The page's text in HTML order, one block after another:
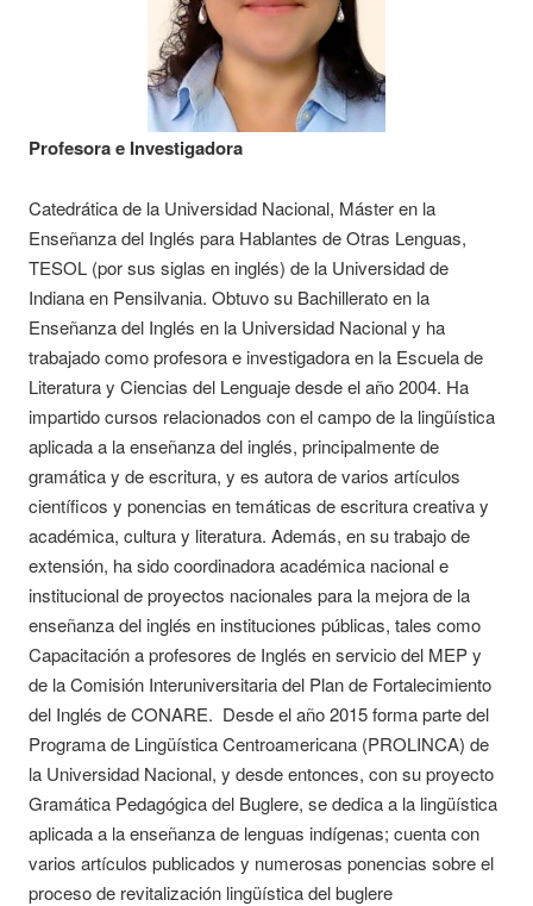
Profesora e Investigadora
Catedrática de la Universidad Nacional, Máster en la
Enseñanza del Inglés para Hablantes de Otras Lenguas,
TESOL (por sus siglas en inglés) de la Universidad de
Indiana en Pensilvania. Obtuvo su Bachillerato en la
Enseñanza del Inglés en la Universidad Nacional y ha
trabajado como profesora e investigadora en la Escuela de
Literatura y Ciencias del Lenguaje desde el año 2004. Ha
impartido cursos relacionados con el campo de la lingüística
aplicada a la enseñanza del inglés, principalmente de
gramática y de escritura, y es autora de varios artículos
científicos y ponencias en temáticas de escritura creativa y
académica, cultura y literatura. Además, en su trabajo de
extensión, ha sido coordinadora académica nacional e
institucional de proyectos nacionales para la mejora de la
enseñanza del inglés en instituciones públicas, tales como
Capacitación a profesores de Inglés en servicio del MEP y
de la Comisión Interuniversitaria del Plan de Fortalecimiento
del Inglés de CONARE. Desde el año 2015 forma parte del
Programa de Lingüística Centroamericana (PROLINCA) de
la Universidad Nacional, y desde entonces, con su proyecto
Gramática Pedagógica del Buglere, se dedica a la lingüística
aplicada a la enseñanza de lenguas indígenas; cuenta con
varios artículos publicados y numerosas ponencias sobre el
proceso de revitalización lingüística del buglere